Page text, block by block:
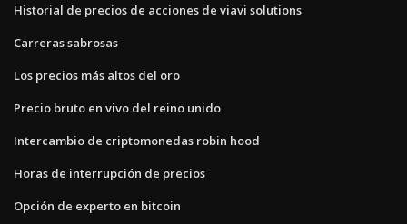
Historial de precios de acciones de viavi solutions
Carreras sabrosas
Los precios más altos del oro
Precio bruto en vivo del reino unido
Intercambio de criptomonedas robin hood
Horas de interrupción de precios
Opción de experto en bitcoin